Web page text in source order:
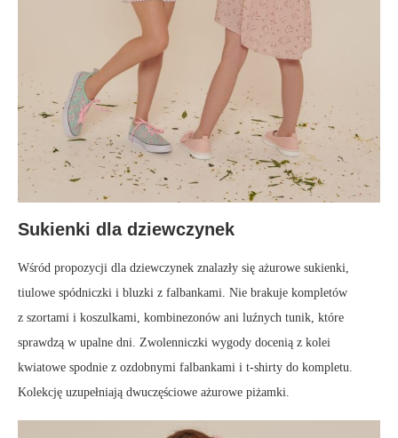
Sukienki dla dziewczynek
Wśród propozycji dla dziewczynek znalazły się ażurowe sukienki,
tiulowe spódniczki i bluzki z falbankami. Nie brakuje kompletów
z szortami i koszulkami, kombinezonów ani luźnych tunik, które
sprawdzą w upalne dni. Zwolenniczki wygody docenią z kolei
kwiatowe spodnie z ozdobnymi falbankami i t-shirty do kompletu.
Kolekcję uzupełniają dwuczęściowe ażurowe piżamki.